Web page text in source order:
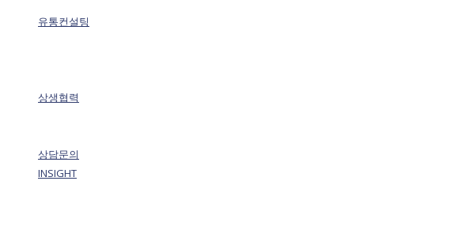
유통컨설팅
상생협력
상담문의
INSIGHT